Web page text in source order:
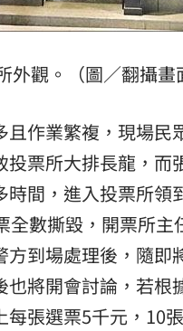
觀。（圖／翻攝畫
且作業繁複，現場民
投票所大排長龍，而
時間，進入投票所領
全數撕毀，開票所主
方到場處理後，隨即
也將開會討論，若根
每張選票5千元，10